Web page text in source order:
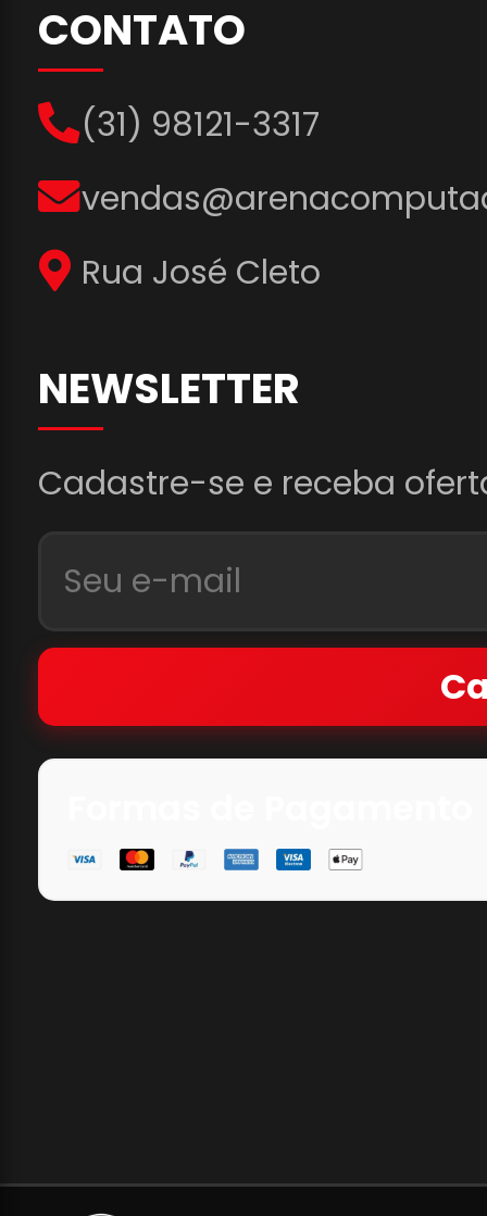
CONTATO
(31) 98121-3317
Rua José Cleto
NEWSLETTER
Cadastre-se e receba